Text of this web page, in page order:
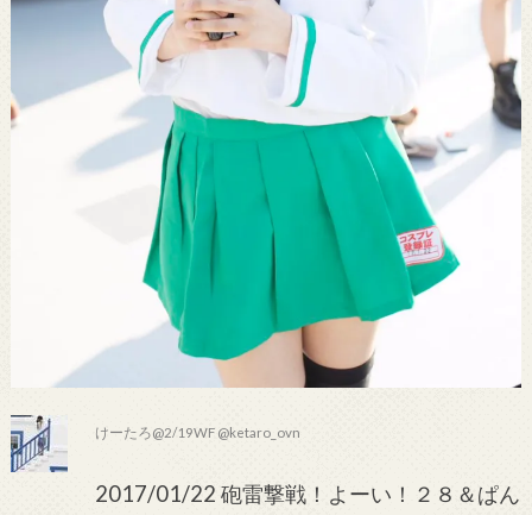
けーたろ@2/19WF @ketaro_ovn
2017/01/22 砲雷撃戦！よーい！２８＆ぱん